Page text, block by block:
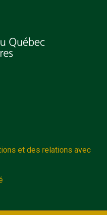
et des relations avec